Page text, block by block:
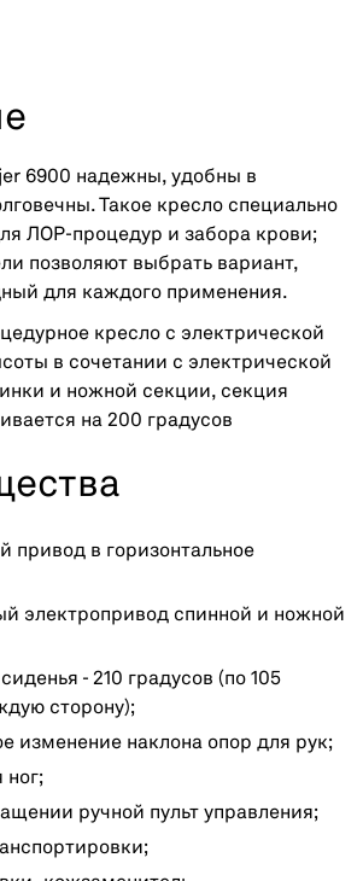
6900 надежны, удобны в
Такое кресло специально
ЛОР-процедур и забора крови;
позволяют выбрать вариант,
для каждого применения.
кресло с электрической
в сочетании с электрической
и ножной секции, секция
на 200 градусов
привод в горизонтальное
электропривод спинной и ножной
- 210 градусов (по 105
сторону);
изменение наклона опор для рук;
ног;
ручной пульт управления;